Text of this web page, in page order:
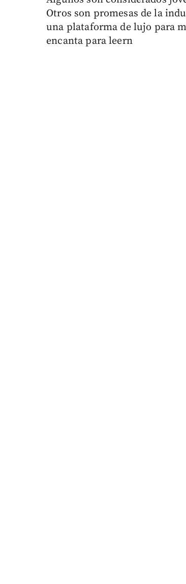
Otros son promesas de la
una plataforma de lujo para
encanta para leern